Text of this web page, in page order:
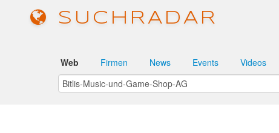
SUCHRADAR
Web Firmen News Events Videos